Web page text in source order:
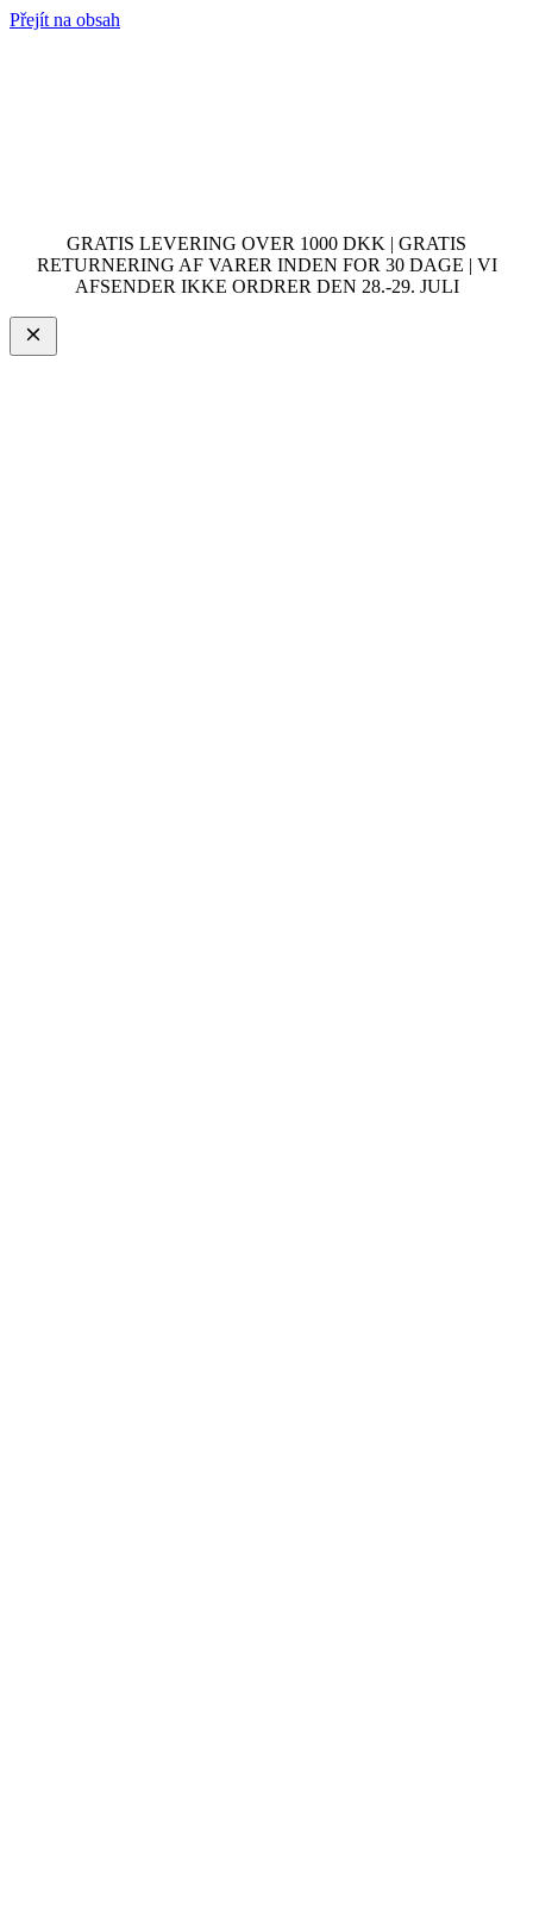
Přejít na obsah
GRATIS LEVERING OVER 1000 DKK | GRATIS
RETURNERING AF VARER INDEN FOR 30 DAGE | VI
AFSENDER IKKE ORDRER DEN 28.-29. JULI